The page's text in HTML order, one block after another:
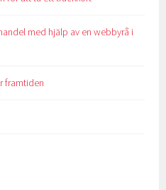
med hjälp av en webbyrå i
framtiden